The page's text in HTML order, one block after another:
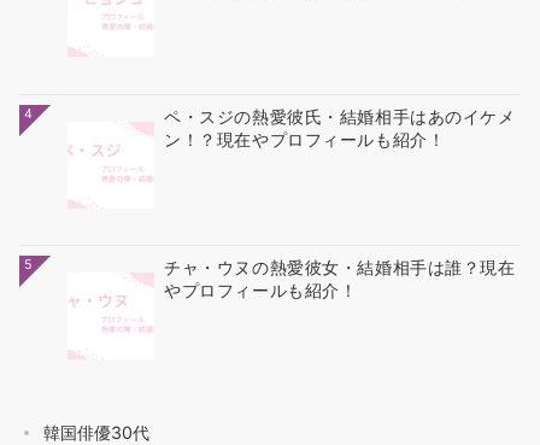
4
ペ・スジの熱愛彼氏・結婚相手はあのイケメ
ン！？現在やプロフィールも紹介！
5
チャ・ウヌの熱愛彼女・結婚相手は誰？現在
やプロフィールも紹介！
韓国俳優30代